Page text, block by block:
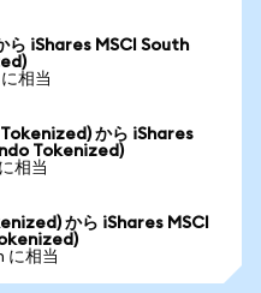
iShares MSCI South
相当
から iShares
Tokenized)
相当
から iShares MSCI
に相当